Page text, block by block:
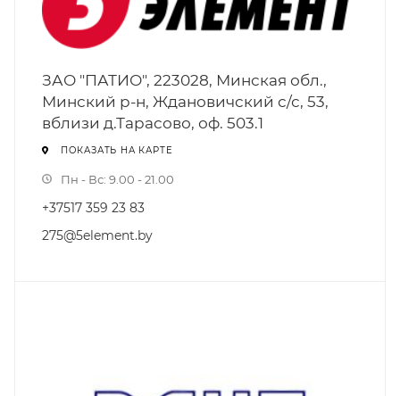
ЗАО "ПАТИО", 223028, Минская обл.,
Минский р-н, Ждановичский с/с, 53,
вблизи д.Тарасово, оф. 503.1
ПОКАЗАТЬ НА КАРТЕ
Пн - Вс: 9.00 - 21.00
+37517 359 23 83
275@5element.by